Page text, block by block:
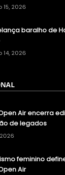
15, 2026
baralho de
14, 2026
Air encerra
de legados
feminino
Air